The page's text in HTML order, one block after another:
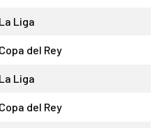
La Liga
Copa del Rey
La Liga
Copa del Rey